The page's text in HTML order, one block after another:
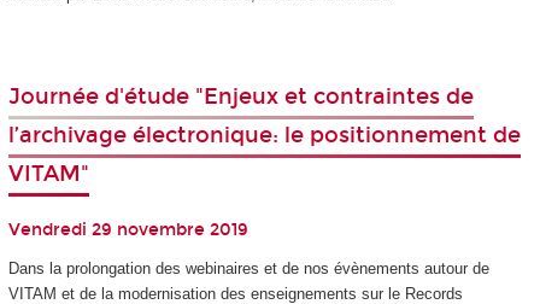
Journée d'étude "Enjeux et contraintes de
l’archivage électronique: le positionnement de
VITAM"
Vendredi 29 novembre 2019
Dans la prolongation des webinaires et de nos évènements autour de
VITAM et de la modernisation des enseignements sur le Records